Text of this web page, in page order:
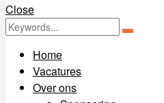
Close
Zoeken
Zoeken
Home
Vacatures
Over ons